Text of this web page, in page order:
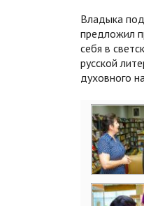
Владыка
предложил
себя в
русской
духовного